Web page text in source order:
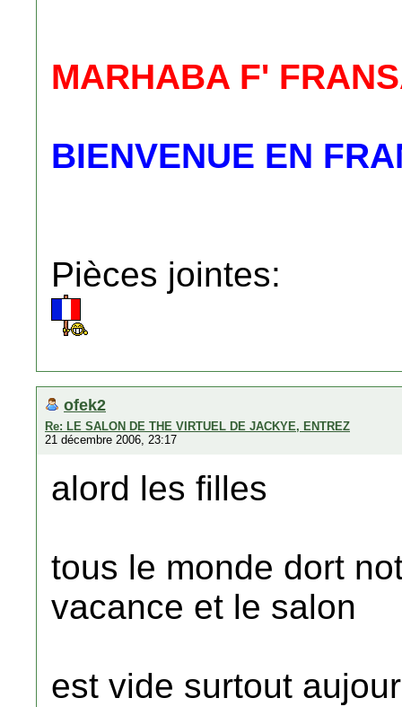
MARHABA F'
BIENVENUE EN
Pièces jointes:
ofek2
Re: LE SALON DE THE VIRTUEL DE JACKYE, ENTREZ
21 décembre 2006, 23:17
alord les filles
tous le monde dort
vacance et le salon
est vide surtout